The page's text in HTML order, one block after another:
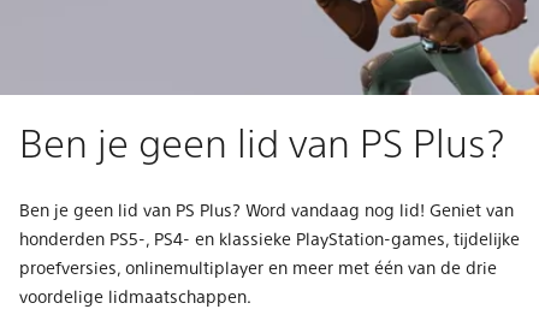
Ben je geen lid van PS Plus?
Ben je geen lid van PS Plus? Word vandaag nog lid! Geniet van
honderden PS5-, PS4- en klassieke PlayStation-games, tijdelijke
proefversies, onlinemultiplayer en meer met één van de drie
voordelige lidmaatschappen.